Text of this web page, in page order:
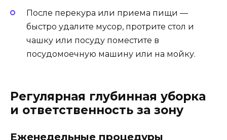
После перекура или приема пищи —
быстро удалите мусор, протрите стол и
чашку или посуду поместите в
посудомоечную машину или на мойку.
Регулярная глубинная уборка
и ответственность за зону
Еженедельные процедуры